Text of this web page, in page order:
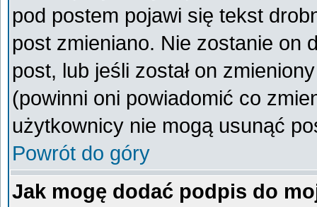
pod postem pojawi się tekst
post zmieniano. Nie zostanie on
post, lub jeśli został on
(powinni oni powiadomić co
użytkownicy nie mogą usunąć
Powrót do góry
Jak mogę dodać podpis do